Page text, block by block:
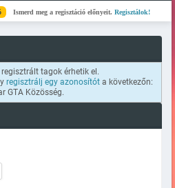
Ismerd meg a regisztáció előnyeit.Regisztálok!
tagok érhetik el.
regisztrálj egy azonosítót a következőn:
GTA Közösség.